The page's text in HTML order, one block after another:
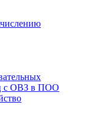
с ОВЗ в ПОО